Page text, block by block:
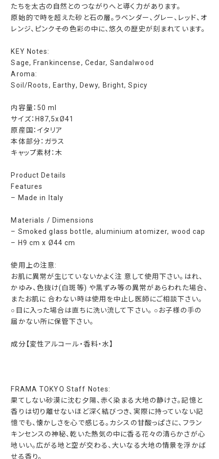
たちを太古の自然とのつながりへと導く力があります。
原始的で時を超えた砂と石の層。ラベンダー、グレー、レッド、オ
レンジ、ピンク――その色彩の中に、悠久の歴史が刻まれています。
KEY Notes:
Sage, Frankincense, Cedar, Sandalwood
Aroma:
Soil/Roots, Earthy, Dewy, Bright, Spicy
内容量：50 ml
サイズ：H87,5xØ41
原産国：イタリア
本体部分：ガラス
キャップ素材：木
Product Details
Features
– Made in Italy
Materials / Dimensions
– Smoked glass bottle, aluminium atomizer, wood cap
– H9 cm x Ø44 cm
使用上の注意:
お肌に異常が生じていないかよく注 意して使用下さい。はれ、
かゆみ、色抜け(白斑等) や黒ずみ等の異常があらわれた場合、
またお肌に 合わない時は使用を中止し医師にご相談下さい。
○目に入った場合は直ちに洗い流して下さい。 ○お子様の手の
届かない所に保管下さい。
成分【変性アルコール・香料・水】
FRAMA TOKYO Staff Notes:
果てしない砂漠に沈む夕陽、赤く染まる大地の静けさ。記憶と
香りは切り離せないほど深く結びつき、実際に持っていない記
憶でも、懐かしさを心で感じる。カシスの甘酸っぱさに、フラン
キンセンスの神秘、乾いた熱気の中に香る花々の清らかさが心
地いい。広がる地と空が交わる、大いなる大地の情景を浮かば
せる香り。